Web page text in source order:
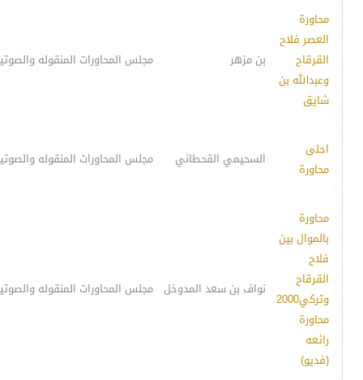
محاورة
العصر فلاح
القرقاح
وعبدالله بن
شايق
بن مزهر مجلس المحاورات المنقوله
احلى
محاورة
السحيمي القحطاني مجلس المحاورات المنقوله
محاورة
بالموال بين
فلاح
القرقاح
وتركي2000
محاورة
رائعه
(فديو)
نواف بن سعد المدوخل مجلس المحاورات المنقوله